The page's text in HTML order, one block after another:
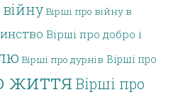
Вірші про війну в
Вірші про добро і
Вірші про дурнів Вірші про
життя Вірші про